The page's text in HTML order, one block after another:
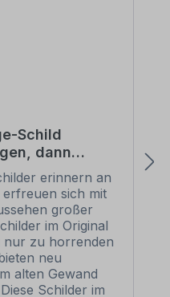
Schild
dann
erinnern an
sich mit
großer
im Original
zu horrenden
neu
alten Gewand
Schilder im